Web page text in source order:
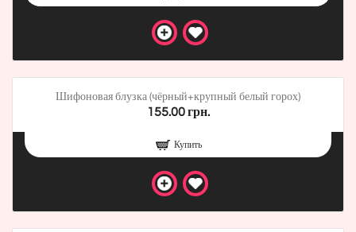
Шифоновая блузка (чёрный+крупный белый горох)
155.00 грн.
Купить